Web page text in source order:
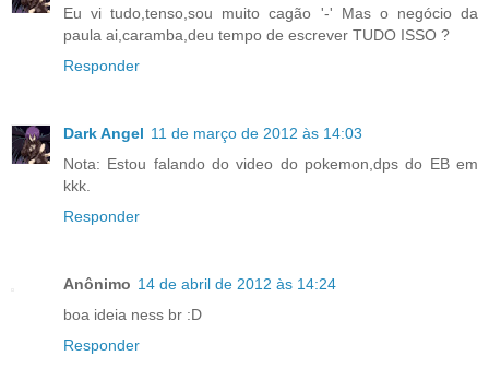
Eu vi tudo,tenso,sou muito cagão '-' Mas o negócio da
paula ai,caramba,deu tempo de escrever TUDO ISSO ?
Responder
Dark Angel 11 de março de 2012 às 14:03
Nota: Estou falando do video do pokemon,dps do EB em
kkk.
Responder
Anônimo 14 de abril de 2012 às 14:24
boa ideia ness br :D
Responder